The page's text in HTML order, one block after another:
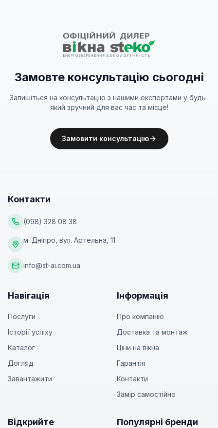
Замовте консультацію сьогодні
Запишіться на консультацію з нашими експертами у будь-
який зручний для вас час та місце!
Замовити консультацію
Контакти
(098) 328 08 38
м. Дніпро, вул. Артельна, 11
info@st-ai.com.ua
Навігація
Послуги
Історії успіху
Каталог
Догляд
Завантажити
Інформація
Про компанію
Доставка та монтаж
Ціни на вікна
Гарантія
Контакти
Замір самостійно
Відкрийте Популярні бренди